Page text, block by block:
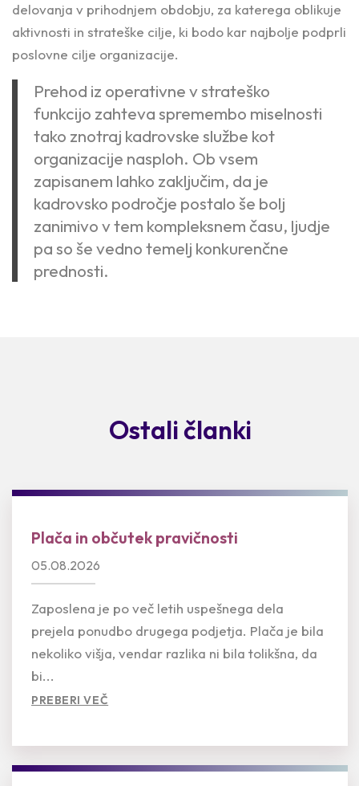
delovanja v prihodnjem obdobju, za katerega oblikuje
aktivnosti in strateške cilje, ki bodo kar najbolje podprli
poslovne cilje organizacije.
Prehod iz operativne v strateško
funkcijo zahteva spremembo miselnosti
tako znotraj kadrovske službe kot
organizacije nasploh. Ob vsem
zapisanem lahko zaključim, da je
kadrovsko področje postalo še bolj
zanimivo v tem kompleksnem času, ljudje
pa so še vedno temelj konkurenčne
prednosti.
Ostali članki
Plača in občutek pravičnosti
05.08.2026
Zaposlena je po več letih uspešnega dela
prejela ponudbo drugega podjetja. Plača je bila
nekoliko višja, vendar razlika ni bila tolikšna, da
bi...
PREBERI VEČ